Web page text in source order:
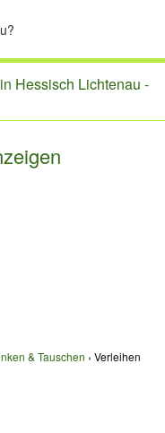
Hessisch Lichtenau -
& Tauschen Verleihen